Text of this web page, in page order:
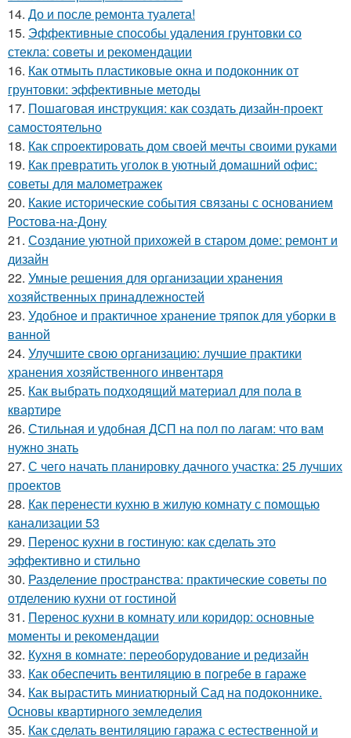
14. До и после ремонта туалета!
15. Эффективные способы удаления грунтовки со
стекла: советы и рекомендации
16. Как отмыть пластиковые окна и подоконник от
грунтовки: эффективные методы
17. Пошаговая инструкция: как создать дизайн-проект
самостоятельно
18. Как спроектировать дом своей мечты своими руками
19. Как превратить уголок в уютный домашний офис:
советы для малометражек
20. Какие исторические события связаны с основанием
Ростова-на-Дону
21. Создание уютной прихожей в старом доме: ремонт и
дизайн
22. Умные решения для организации хранения
хозяйственных принадлежностей
23. Удобное и практичное хранение тряпок для уборки в
ванной
24. Улучшите свою организацию: лучшие практики
хранения хозяйственного инвентаря
25. Как выбрать подходящий материал для пола в
квартире
26. Стильная и удобная ДСП на пол по лагам: что вам
нужно знать
27. С чего начать планировку дачного участка: 25 лучших
проектов
28. Как перенести кухню в жилую комнату с помощью
канализации 53
29. Перенос кухни в гостиную: как сделать это
эффективно и стильно
30. Разделение пространства: практические советы по
отделению кухни от гостиной
31. Перенос кухни в комнату или коридор: основные
моменты и рекомендации
32. Кухня в комнате: переоборудование и редизайн
33. Как обеспечить вентиляцию в погребе в гараже
34. Как вырастить миниатюрный Сад на подоконнике.
Основы квартирного земледелия
35. Как сделать вентиляцию гаража с естественной и